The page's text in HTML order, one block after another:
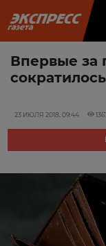
Впервые за
23 ИЮЛЯ 2018, 09:44